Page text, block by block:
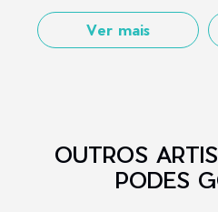
Ver mais
OUTROS
PODES